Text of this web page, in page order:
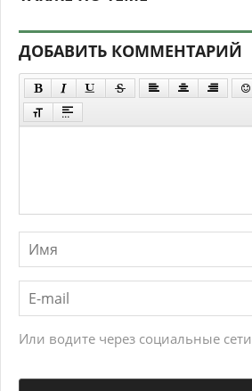
ДОБАВИТЬ КОММЕНТАРИЙ
Или водите через социальные сети